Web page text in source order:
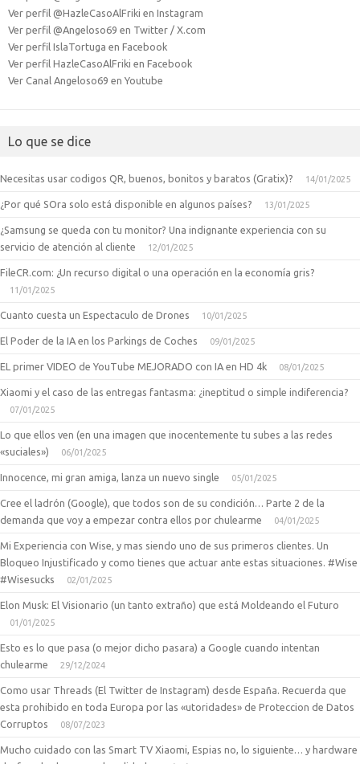
Ver perfil @HazleCasoAlFriki en Instagram
Ver perfil @Angeloso69 en Twitter / X.com
Ver perfil IslaTortuga en Facebook
Ver perfil HazleCasoAlFriki en Facebook
Ver Canal Angeloso69 en Youtube
Lo que se dice
Necesitas usar codigos QR, buenos, bonitos y baratos (Gratix)? 14/01/2025
¿Por qué SOra solo está disponible en algunos países? 13/01/2025
¿Samsung se queda con tu monitor? Una indignante experiencia con su
servicio de atención al cliente
12/01/2025
FileCR.com: ¿Un recurso digital o una operación en la economía gris?
11/01/2025
Cuanto cuesta un Espectaculo de Drones 10/01/2025
El Poder de la IA en los Parkings de Coches 09/01/2025
EL primer VIDEO de YouTube MEJORADO con IA en HD 4k 08/01/2025
Xiaomi y el caso de las entregas fantasma: ¿ineptitud o simple indiferencia?
07/01/2025
Lo que ellos ven (en una imagen que inocentemente tu subes a las redes
«suciales»)
06/01/2025
Innocence, mi gran amiga, lanza un nuevo single 05/01/2025
Cree el ladrón (Google), que todos son de su condición… Parte 2 de la
demanda que voy a empezar contra ellos por chulearme
04/01/2025
Mi Experiencia con Wise, y mas siendo uno de sus primeros clientes. Un
Bloqueo Injustificado y como tienes que actuar ante estas situaciones. #Wise
#Wisesucks
02/01/2025
Elon Musk: El Visionario (un tanto extraño) que está Moldeando el Futuro
01/01/2025
Esto es lo que pasa (o mejor dicho pasara) a Google cuando intentan
chulearme
29/12/2024
Como usar Threads (El Twitter de Instagram) desde España. Recuerda que
esta prohibido en toda Europa por las «utoridades» de Proteccion de Datos
Corruptos
08/07/2023
Mucho cuidado con las Smart TV Xiaomi, Espias no, lo siguiente… y hardware